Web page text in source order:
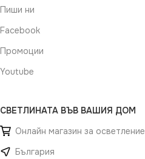
Пиши ни
Facebook
Промоции
Youtube
СВЕТЛИНАТА ВЪВ ВАШИЯ ДОМ
Онлайн магазин за осветление
България